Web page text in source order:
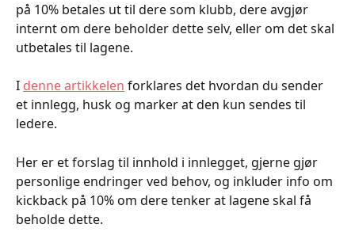
på 10% betales ut til dere som klubb, dere avgjør
internt om dere beholder dette selv, eller om det skal
utbetales til lagene.
I denne artikkelen forklares det hvordan du sender
et innlegg, husk og marker at den kun sendes til
ledere.
Her er et forslag til innhold i innlegget, gjerne gjør
personlige endringer ved behov, og inkluder info om
kickback på 10% om dere tenker at lagene skal få
beholde dette.